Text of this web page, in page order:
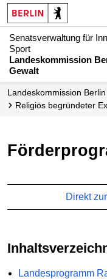
Senatsverwaltung für
Sport
Landeskommission
Gewalt
Landes­kommission
Religiös begründeter
Direkt
Landesprogramm